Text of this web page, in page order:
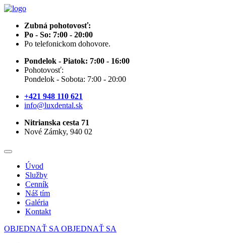
Zubná pohotovosť:
Po - So: 7:00 - 20:00
Po telefonickom dohovore.
Pondelok - Piatok: 7:00 - 16:00
Pohotovosť:
Pondelok - Sobota: 7:00 - 20:00
+421 948 110 621
info@luxdental.sk
Nitrianska cesta 71
Nové Zámky, 940 02
Úvod
Služby
Cenník
Náš tím
Galéria
Kontakt
OBJEDNAŤ SA OBJEDNAŤ SA